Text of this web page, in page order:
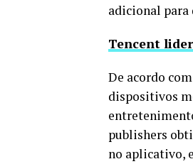
adicional para
Tencent
De acordo
dispositivos
publishers
no aplicativo,